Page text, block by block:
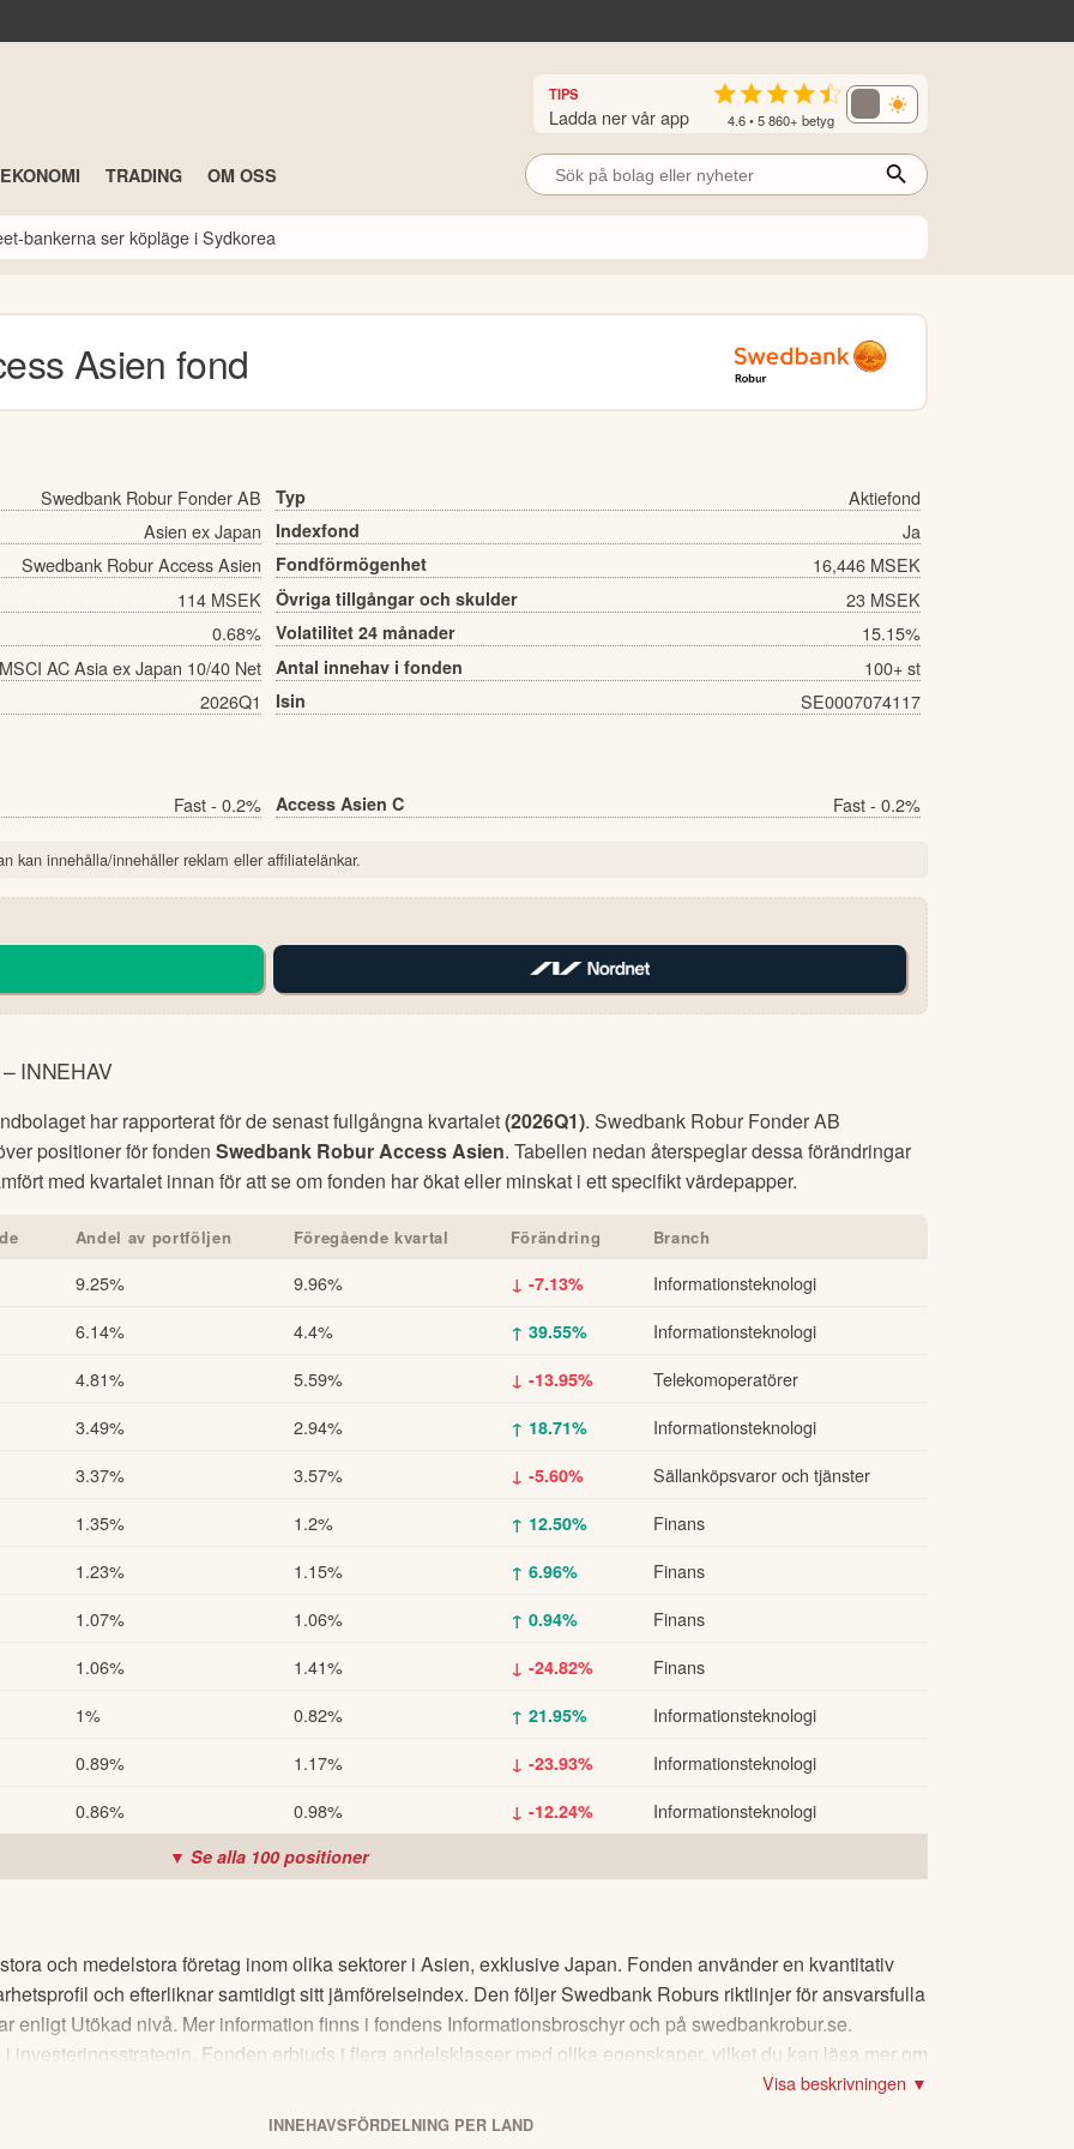
TIPS
Ladda ner vår app 4.6 • 5 860+ betyg
TRADING OM OSS
bankerna ser köpläge i Sydkorea
Asien fond
Swedbank Robur Fonder AB Typ
Aktiefond
Asien ex Japan
Indexfond
Ja
Swedbank Robur Access Asien
Fondförmögenhet
16,446 MSEK
114 MSEK
Övriga tillgångar och skulder
23 MSEK
0.68%
Volatilitet 24 månader
15.15%
AC Asia ex Japan 10/40 Net
Antal innehav i fonden
100+ st
2026Q1
Isin SE0007074117
Fast - 0.2% Access Asien C Fast - 0.2%
kan innehålla/innehåller reklam eller affiliatelänkar.
INNEHAV
har rapporterat för de senast fullgångna kvartalet(2026Q1). Swedbank Robur Fonder AB
positioner för fonden Swedbank Robur Access Asien. Tabellen nedan återspeglar dessa förändringar
med kvartalet innan för att se om fonden har ökat eller minskat i ett specifikt värdepapper.
Andel av portföljen Föregående kvartal Förändring Branch
9.25% 9.96% ↓ -7.13%
Informationsteknologi
6.14%
4.4% ↑ 39.55%
Informationsteknologi
4.81%
5.59% ↓ -13.95%
Telekomoperatörer
3.49%
2.94% ↑ 18.71%
Informationsteknologi
3.37%
3.57% ↓ -5.60%
Sällanköpsvaror och tjänster
1.35%
1.2% ↑ 12.50%
Finans
1.23%
1.15% ↑ 6.96%
Finans
1.07%
1.06% ↑ 0.94%
Finans
1.06%
1.41% ↓ -24.82%
Finans
1%
0.82% ↑ 21.95%
Informationsteknologi
0.89%
1.17% ↓ -23.93%
Informationsteknologi
0.86%
0.98% ↓ -12.24% Informationsteknologi
▼ Se alla 100positioner
och medelstora företag inom olika sektorer i Asien, exklusive Japan. Fonden använder en kvantitativ
och efterliknar samtidigt sitt jämförelseindex. Den följer Swedbank Roburs riktlinjer för ansvarsfulla
enligt Utökad nivå. Mer information finns i fondens Informationsbroschyr och på swedbankrobur.se.
investeringsstrategin. Fonden erbjuds i flera andelsklasser med olika egenskaper, vilket du kan läsa mer om
Visa beskrivningen ▼
INNEHAVSFÖRDELNING PER LAND